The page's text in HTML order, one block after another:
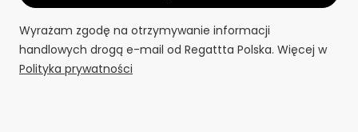
Wyrażam zgodę na otrzymywanie informacji
handlowych drogą e-mail od Regattta Polska. Więcej w
Polityka prywatności